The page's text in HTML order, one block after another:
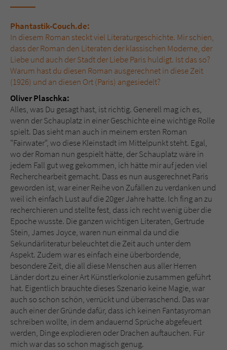
Phantastik-Couch.de:
In diesem Roman steckt viel Literaturgeschichte. Mir schien,
dass der Roman den Literaten der klassischen Moderne, der
Liebe und auch der Stadt der Liebe Paris huldigt. Ist das so?
Warum hast du diesen Roman ausgerechnet in diese Zeit
(1926) und an diesen Ort (Paris) angesiedelt?
Oliver Plaschka:
Alles, was Du gesagt hast, ist richtig. Generell mag ich es,
wenn der Schauplatz in einer Geschichte eine wichtige Rolle
spielt. Das sieht man auch in meinem ersten Roman
"Fairwater", wo diese Kleinstadt im Mittelpunkt steht. Egal,
wo der Roman nun gespielt hätte, der Schauplatz wäre in
jedem Fall gut weg gekommen, ich hätte mir auf jeden viel
Recherchearbeit gemacht. Dass es nun ausgerechnet Paris
geworden ist, war einer Reihe von Zufällen zu verdanken und
weil ich einfach Lust auf die 20ger Jahre hatte. Ich fing an zu
recherchieren und stellte fest, dass ich recht wenig über die
Epoche wusste. Die ganzen wichtigen Literaten, Gertrude
Stein, James Joyce, waren nun einmal da und die
Sekundärliteratur beleuchtet die Zeit auch unter dem
Aspekt. Zudem war es einfach eine überbordende,
besondere Zeit, die all diese Menschen aus aller Herren
Länder dort zu einer Art Künstlerkolonie zusammen geführt
hat. Eigentlich brauchte dieses Szenario keine Magie, war
auch so schon schön, verrückt und überraschend. Das war
auch einer der Gründe dafür, dass ich keinen Fantasyroman
schreiben wollte, in dem andauernd Sprüche abgefeuert
werden, Dinge explodieren oder Drachen auftauchen. Für
mich war das so schon magisch genug.